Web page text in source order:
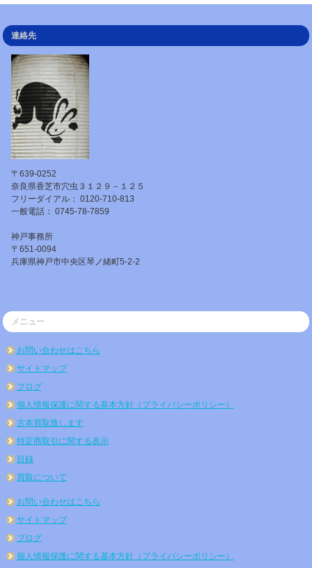
連絡先
〒639-0252
奈良県香芝市穴虫３１２９－１２５
フリーダイアル： 0120-710-813
一般電話： 0745-78-7859
神戸事務所
〒651-0094
兵庫県神戸市中央区琴ノ緒町5-2-2
メニュー
お問い合わせはこちら
サイトマップ
ブログ
個人情報保護に関する基本方針（プライバシーポリシー）
古本買取致します
特定商取引に関する表示
目録
買取について
お問い合わせはこちら
サイトマップ
ブログ
個人情報保護に関する基本方針（プライバシーポリシー）